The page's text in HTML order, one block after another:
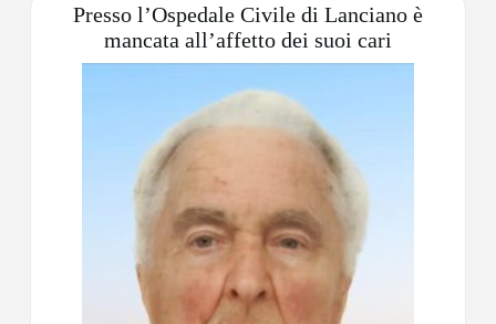
Presso l’Ospedale Civile di Lanciano è
mancata all’affetto dei suoi cari